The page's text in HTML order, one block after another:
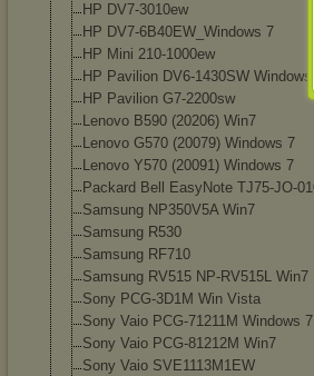
HP DV7-3010ew
HP DV7-6B40EW_Windows 7
HP Mini 210-1000ew
HP Pavilion DV6-1430SW Windows7
HP Pavilion G7-2200sw
Lenovo B590 (20206) Win7
Lenovo G570 (20079) Windows 7
Lenovo Y570 (20091) Windows 7
Packard Bell EasyNote TJ75-JO-
Samsung NP350V5A Win7
Samsung R530
Samsung RF710
Samsung RV515 NP-RV515L Win7
Sony PCG-3D1M Win Vista
Sony Vaio PCG-71211M Windows
Sony Vaio PCG-81212M Win7
Sony Vaio SVE1113M1EW